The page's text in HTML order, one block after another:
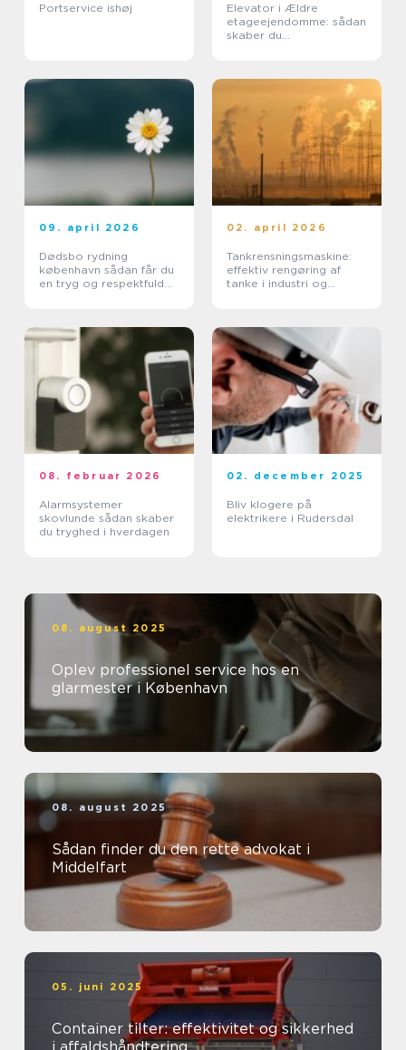
Portservice ishøj
Elevator i Ældre
etageejendomme: sådan
skaber du
09. april 2026
Dødsbo rydning
københavn sådan får du
en tryg og respektfuld
02. april 2026
Tankrensningsmaskine:
effektiv rengøring af
tanke i industri og
08. februar 2026
Alarmsystemer
skovlunde sådan skaber
du tryghed i hverdagen
02. december 2025
Bliv klogere på
elektrikere i Rudersdal
08. august 2025
Oplev professionel service hos en
glarmester i København
08. august 2025
Sådan finder du den rette advokat i
Middelfart
05. juni 2025
Container tilter: effektivitet og sikkerhed